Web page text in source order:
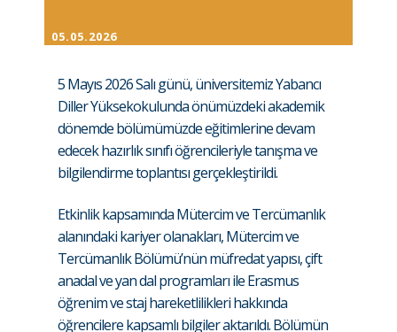
05.05.2026
5 Mayıs 2026 Salı günü, üniversitemiz Yabancı
Diller Yüksekokulunda önümüzdeki akademik
dönemde bölümümüzde eğitimlerine devam
edecek hazırlık sınıfı öğrencileriyle tanışma ve
bilgilendirme toplantısı gerçekleştirildi.
Etkinlik kapsamında Mütercim ve Tercümanlık
alanındaki kariyer olanakları, Mütercim ve
Tercümanlık Bölümü’nün müfredat yapısı, çift
anadal ve yan dal programları ile Erasmus
öğrenim ve staj hareketlilikleri hakkında
öğrencilere kapsamlı bilgiler aktarıldı. Bölümün